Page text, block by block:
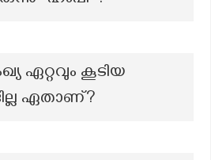
ഏറ്റവും കൂടിയ
ഏതാണ്?